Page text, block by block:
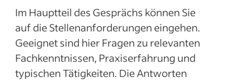
Im Hauptteil des Gesprächs können Sie
auf die Stellenanforderungen eingehen.
Geeignet sind hier Fragen zu relevanten
Fachkenntnissen, Praxiserfahrung und
typischen Tätigkeiten. Die Antworten